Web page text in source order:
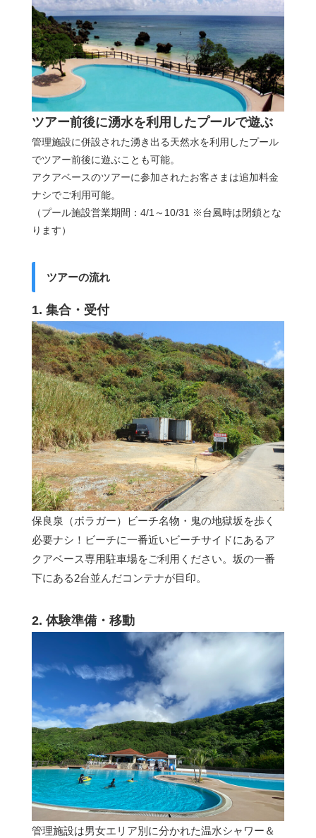
ツアー前後に湧水を利用したプールで遊ぶ
管理施設に併設された湧き出る天然水を利用したプール
でツアー前後に遊ぶことも可能。
アクアベースのツアーに参加されたお客さまは追加料金
ナシでご利用可能。
（プール施設営業期間：4/1～10/31 ※台風時は閉鎖とな
ります）
ツアーの流れ
1. 集合・受付
保良泉（ボラガー）ビーチ名物・鬼の地獄坂を歩く
必要ナシ！ビーチに一番近いビーチサイドにあるア
クアベース専用駐車場をご利用ください。坂の一番
下にある2台並んだコンテナが目印。
2. 体験準備・移動
管理施設は男女エリア別に分かれた温水シャワー＆